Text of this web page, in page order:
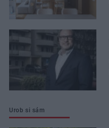
Urob si sám